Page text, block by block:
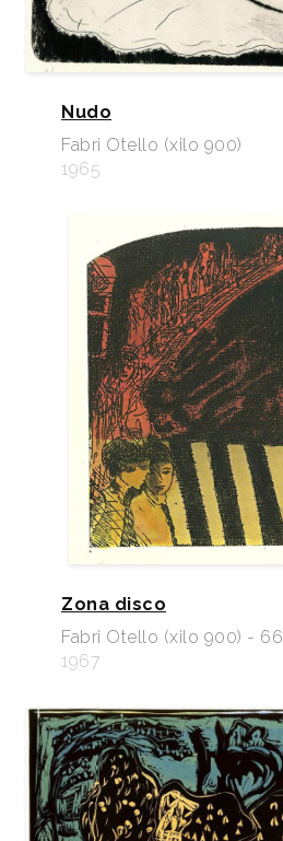
Nudo
Fabri Otello (xilo 900)
1965
Zona disco
Fabri Otello (xilo 900) - 66
1967